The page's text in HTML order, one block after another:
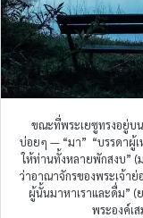
ขณะที่พระเยซูทรงอยู่บ
บ่อยๆ — “มา” “บรรดาผู้เ
ให้ท่านทั้งหลายพักสงบ” (
ว่าอาณาจักรของพระเจ้า
ผู้นั้นมาหาเราและดื่ม” (
พระองค์เ